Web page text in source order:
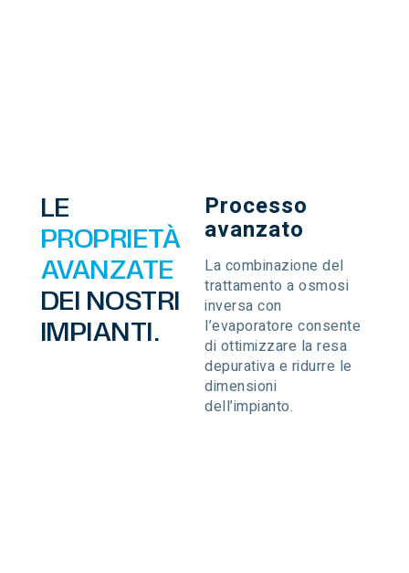
LE
PROPRIETÀ
AVANZATE
DEI NOSTRI
IMPIANTI.
Processo
avanzato
La combinazione del
trattamento a osmosi
inversa con
l’evaporatore consente
di ottimizzare la resa
depurativa e ridurre le
dimensioni
dell’impianto.